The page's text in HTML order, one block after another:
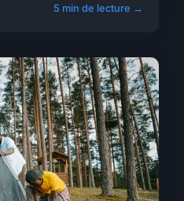
5 min de lecture →